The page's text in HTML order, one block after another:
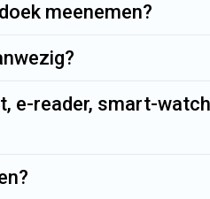
meenemen?
e-reader, smart-